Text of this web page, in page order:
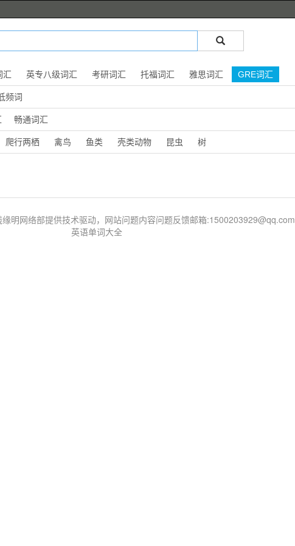
汇 英专八级词汇 考研词汇 托福词汇 雅思词汇 GRE词汇
频词
畅通词汇
爬行两栖 禽鸟 鱼类 壳类动物 昆虫 树
明网络部提供技术驱动，网站问题内容问题反馈邮箱:1500203929@qq.com
英语单词大全